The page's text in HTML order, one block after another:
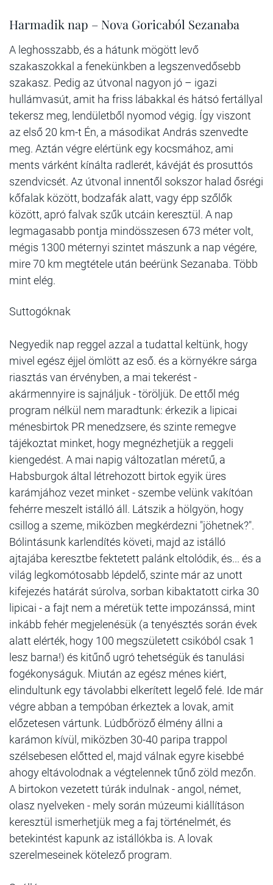
Harmadik nap – Nova Goricaból Sezanaba
A leghosszabb, és a hátunk mögött levő
szakaszokkal a fenekünkben a legszenvedősebb
szakasz. Pedig az útvonal nagyon jó – igazi
hullámvasút, amit ha friss lábakkal és hátsó fertállyal
tekersz meg, lendületből nyomod végig. Így viszont
az első 20 km-t Én, a másodikat András szenvedte
meg. Aztán végre elértünk egy kocsmához, ami
ments várként kínálta radlerét, kávéját és prosuttós
szendvicsét. Az útvonal innentől sokszor halad ősrégi
kőfalak között, bodzafák alatt, vagy épp szőlők
között, apró falvak szűk utcáin keresztül. A nap
legmagasabb pontja mindösszesen 673 méter volt,
mégis 1300 méternyi szintet mászunk a nap végére,
mire 70 km megtétele után beérünk Sezanaba. Több
mint elég.
Suttogóknak
Negyedik nap reggel azzal a tudattal keltünk, hogy
mivel egész éjjel ömlött az eső. és a környékre sárga
riasztás van érvényben, a mai tekerést -
akármennyire is sajnáljuk - töröljük. De ettől még
program nélkül nem maradtunk: érkezik a lipicai
ménesbirtok PR menedzsere, és szinte remegve
tájékoztat minket, hogy megnézhetjük a reggeli
kiengedést. A mai napig változatlan méretű, a
Habsburgok által létrehozott birtok egyik üres
karámjához vezet minket - szembe velünk vakítóan
fehérre meszelt istálló áll. Látszik a hölgyön, hogy
csillog a szeme, miközben megkérdezni "jöhetnek?".
Bólintásunk karlendítés követi, majd az istálló
ajtajába keresztbe fektetett palánk eltolódik, és... és a
világ legkomótosabb lépdelő, szinte már az unott
kifejezés határát súrolva, sorban kibaktatott cirka 30
lipicai - a fajt nem a méretük tette impozánssá, mint
inkább fehér megjelenésük (a tenyésztés során évek
alatt elérték, hogy 100 megszületett csikóból csak 1
lesz barna!) és kitűnő ugró tehetségük és tanulási
fogékonyságuk. Miután az egész ménes kiért,
elindultunk egy távolabbi elkerített legelő felé. Ide már
végre abban a tempóban érkeztek a lovak, amit
előzetesen vártunk. Lúdbőröző élmény állni a
karámon kívül, miközben 30-40 paripa trappol
szélsebesen előtted el, majd válnak egyre kisebbé
ahogy eltávolodnak a végtelennek tűnő zöld mezőn.
A birtokon vezetett túrák indulnak - angol, német,
olasz nyelveken - mely során múzeumi kiállításon
keresztül ismerhetjük meg a faj történelmét, és
betekintést kapunk az istállókba is. A lovak
szerelmeseinek kötelező program.